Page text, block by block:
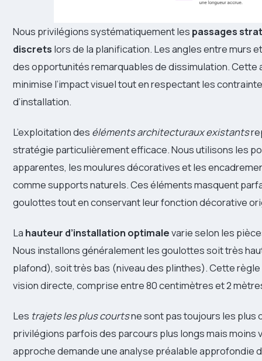
Nous privilégions systématiquement les passages
discrets lors de la planification. Les angles entre murs
des opportunités remarquables de dissimulation. Cette
minimise l’impact visuel tout en respectant les
d’installation.
L’exploitation des éléments architecturaux existants
stratégie particulièrement efficace. Nous utilisons les
apparentes, les moulures décoratives et les
comme supports naturels. Ces éléments masquent
goulottes tout en conservant leur fonction décorative
La hauteur d’installation optimalevarie selon les
Nous installons généralement les goulottes soit très
plafond), soit très bas (niveau des plinthes). Cette
vision directe, comprise entre 80 centimètres et 2
Les trajets les plus courtsne sont pas toujours les plus
privilégions parfois des parcours plus longs mais moins
approche demande une analyse préalable approfondie